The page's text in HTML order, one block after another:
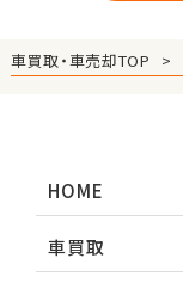
車買取・車売却TOP
HOME
車買取